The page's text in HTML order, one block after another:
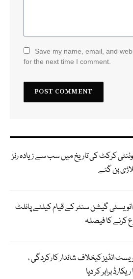
Save my name, email, and
for the next time I comment.
کرکٹ کی تاریخ میں سب سے زیادہ رنز
بن گئے
گیشن سنٹر کے قیام کیلئے پائلٹ
کرنے کا فیصلہ
انڈیز کیخلاف شاندار کارکردگی ،
برابر کر دیا